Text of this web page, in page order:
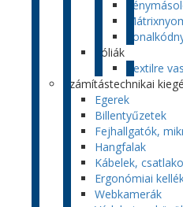
Fóliák
Textilre
Számítástechnikai
Egerek
Billentyűzetek
Fejhallgatók,
Hangfalak
Kábelek,
Ergonómiai
Webkamerák